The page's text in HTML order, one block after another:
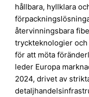
hållbara, hyllklara
återvinningsbara
tryckteknologier
för att möta
leder Europa
2024, drivet av